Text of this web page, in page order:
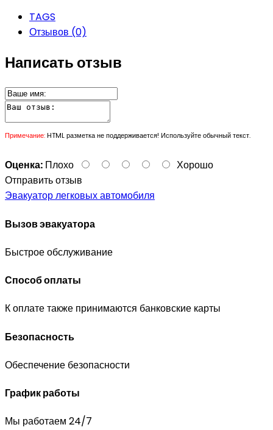
TAGS
Отзывов (0)
Написать отзыв
Примечание:HTML разметка не поддерживается! Используйте обычный текст.
Оценка: Плохо
Хорошо
Отправить отзыв
Эвакуатор легковых автомобиля
Вызов эвакуатора
Быстрое обслуживание
Способ оплаты
К оплате также принимаются банковские карты
Безопасность
Обеспечение безопасности
График работы
Мы работаем 24/7